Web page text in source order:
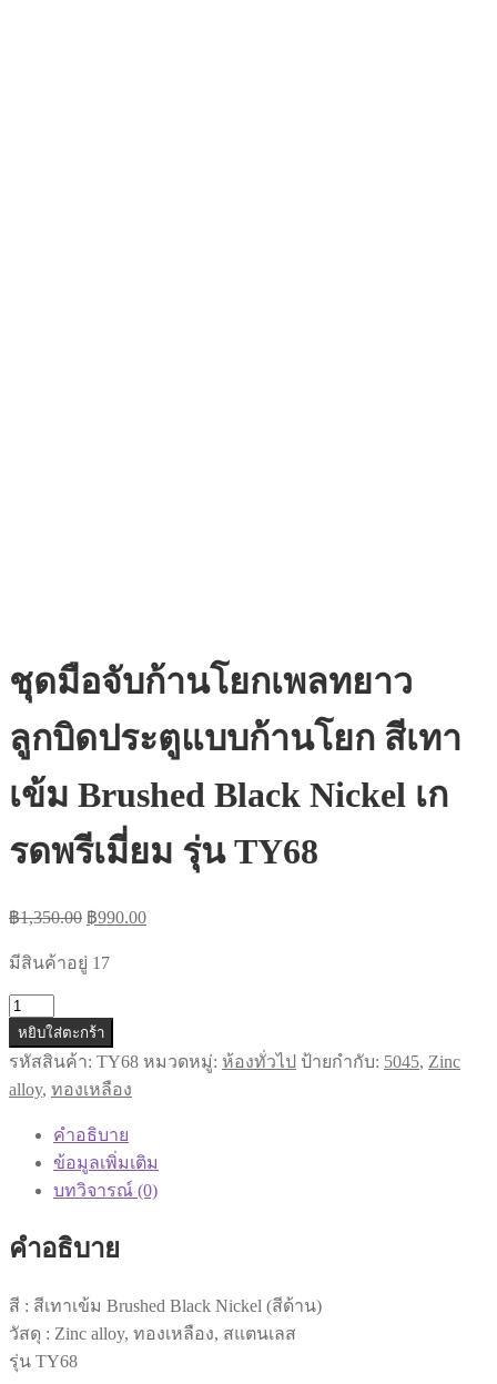
ชุดมือจับก้านโยกเพลทยาว
ลูกบิดประตูแบบก้านโยก สีเทา
เข้ม Brushed Black Nickel เก
รดพรีเมี่ยม รุ่น TY68
฿1,350.00 Original
price
was:
฿1,350.00.
฿990.00Current
price
มีสินค้าอยู่ 17
จำนวน
ชุด
มือ
จับ
ประตู
ก้าน
โยก
สี
หยิบใส่ตะกร้า
รหัสสินค้า: TY68 หมวดหมู่: ห้องทั่วไป ป้ายกำกับ: 5045, Zinc
alloy, ทองเหลือง
คำอธิบาย
ข้อมูลเพิ่มเติม
บทวิจารณ์ (0)
คำอธิบาย
สี : สีเทาเข้ม Brushed Black Nickel (สีด้าน)
วัสดุ : Zinc alloy, ทองเหลือง, สแตนเลส
รุ่น TY68